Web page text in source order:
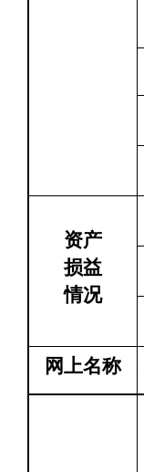
资产
损益
情况
网上名称